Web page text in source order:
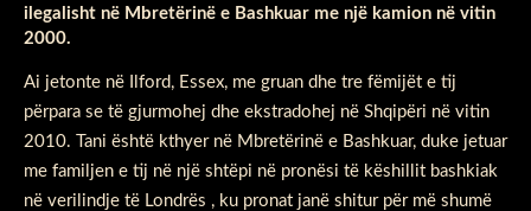
ilegalisht në Mbretërinë e Bashkuar me një kamion në vitin
2000.
Ai jetonte në Ilford, Essex, me gruan dhe tre fëmijët e tij
përpara se të gjurmohej dhe ekstradohej në Shqipëri në vitin
2010. Tani është kthyer në Mbretërinë e Bashkuar, duke jetuar
me familjen e tij në një shtëpi në pronësi të këshillit bashkiak
në verilindje të Londrës , ku pronat janë shitur për më shumë